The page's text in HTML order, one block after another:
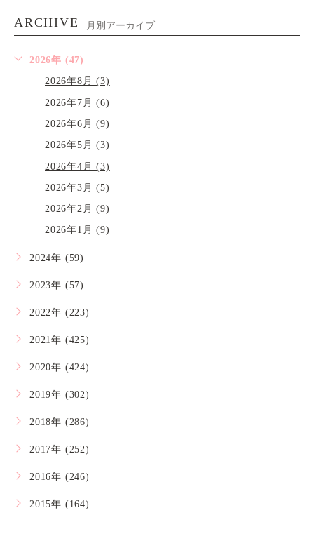
ARCHIVE 月別アーカイブ
2026年 (47)
2026年8月 (3)
2026年7月 (6)
2026年6月 (9)
2026年5月 (3)
2026年4月 (3)
2026年3月 (5)
2026年2月 (9)
2026年1月 (9)
2024年 (59)
2023年 (57)
2022年 (223)
2021年 (425)
2020年 (424)
2019年 (302)
2018年 (286)
2017年 (252)
2016年 (246)
2015年 (164)